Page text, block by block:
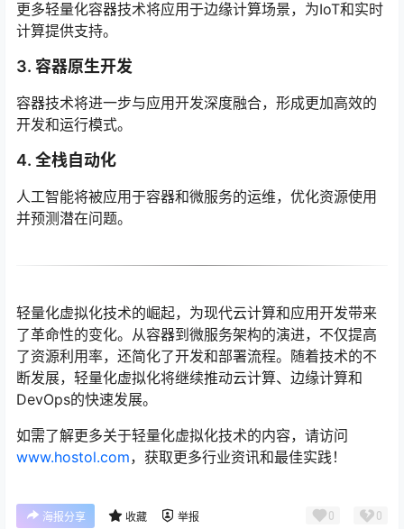
更多轻量化容器技术将应用于边缘计算场景，为IoT和实时
计算提供支持。
3. 容器原生开发
容器技术将进一步与应用开发深度融合，形成更加高效的
开发和运行模式。
4. 全栈自动化
人工智能将被应用于容器和微服务的运维，优化资源使用
并预测潜在问题。
轻量化虚拟化技术的崛起，为现代云计算和应用开发带来
了革命性的变化。从容器到微服务架构的演进，不仅提高
了资源利用率，还简化了开发和部署流程。随着技术的不
断发展，轻量化虚拟化将继续推动云计算、边缘计算和
DevOps的快速发展。
如需了解更多关于轻量化虚拟化技术的内容，请访问
www.hostol.com，获取更多行业资讯和最佳实践！
海报分享 收藏 举报 0 0